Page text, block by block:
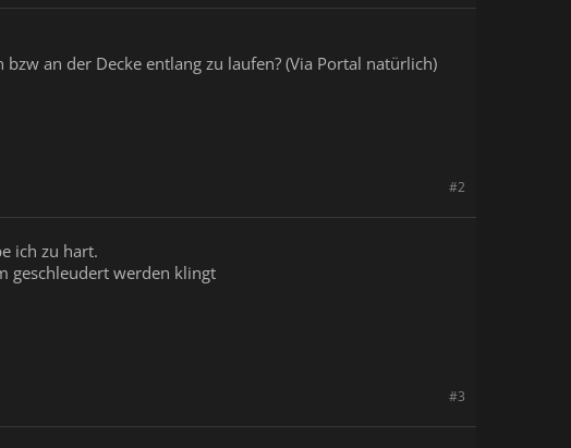
an der Decke entlang zu laufen? (Via Portal natürlich)
#2
ich zu hart.
geschleudert werden klingt
#3